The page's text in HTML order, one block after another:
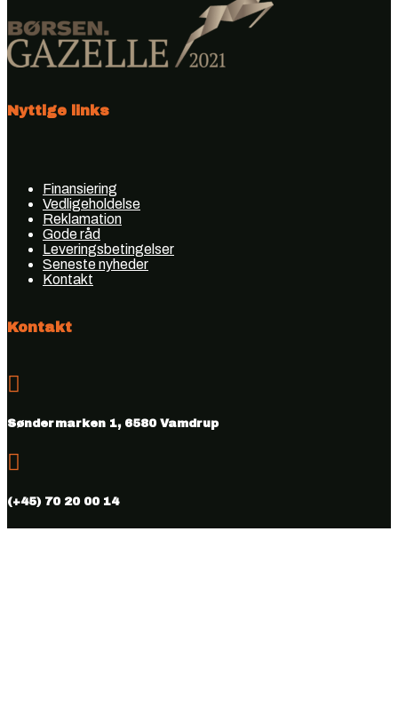
Nyttige links
Finansiering
Vedligeholdelse
Reklamation
Gode råd
Leveringsbetingelser
Seneste nyheder
Kontakt
Kontakt

Søndermarken 1, 6580 Vamdrup

(+45) 70 20 00 14